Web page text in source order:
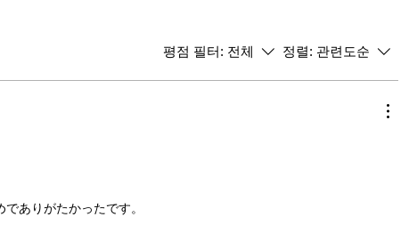
평점 필터: 전체 정렬: 관련도순
ありがたかったです。